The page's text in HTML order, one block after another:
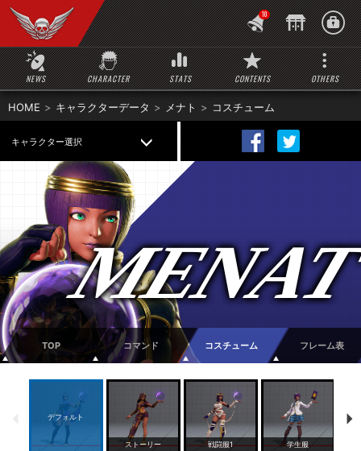
NEWS CHARACTER STATS CONTENTS OTHERS
10
HOME キャラクターデータ メナト コスチューム
TOP コマンド コスチューム フレーム表
キャラクター選択
デフォルト
ストーリー 戦闘服1 学生服